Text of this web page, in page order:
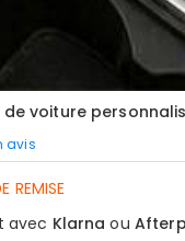
voiture
avis
REMISE
avec Klarna ou